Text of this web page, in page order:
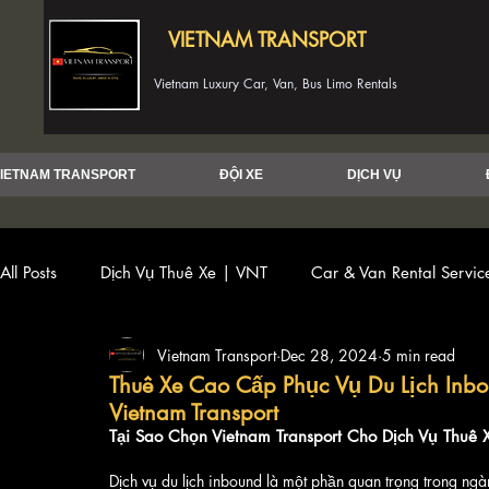
VIETNAM TRANSPORT
Vietnam Luxury Car, Van, Bus Limo Rentals
TRANSPORT ĐỘI XE DỊCH VỤ
All Posts Dịch Vụ Thuê Xe | VNT Car & Van Rental
Thuê Xe Cao Cấp Phục Vụ Du Lịch
Vietnam Transport
Vietnam Transport Dec 28, 2024 5 min read
Tại Sao Chọn Vietnam Transport Cho Dịch Vụ Thuê
Dịch vụ du lịch inbound là một phần quan trọng trong